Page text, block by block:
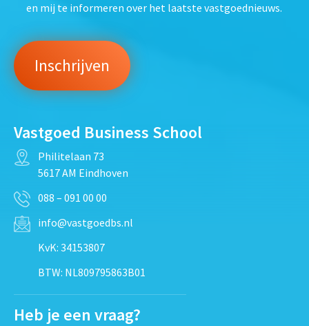
en mij te informeren over het laatste vastgoednieuws.
Vastgoed Business School
Philitelaan 73
5617 AM Eindhoven
088 – 091 00 00
info@vastgoedbs.nl
KvK: 34153807
BTW: NL809795863B01
Heb je een vraag?